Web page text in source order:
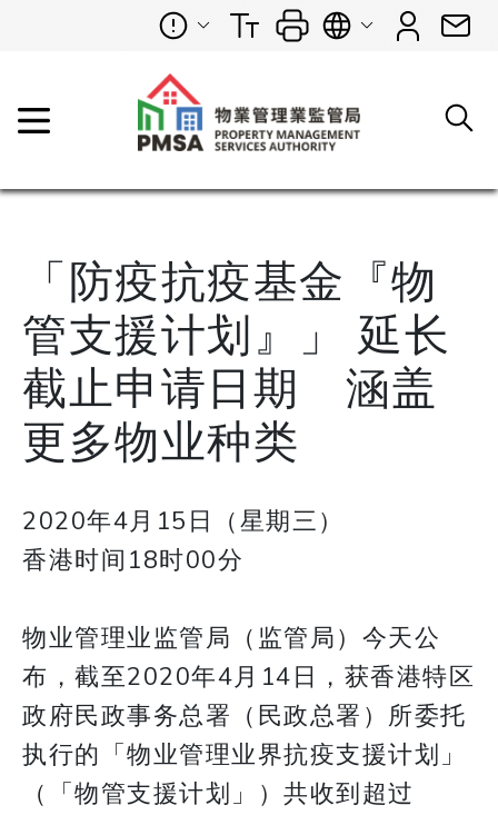
「防疫抗疫基金『物
管支援计划』」 延长
截止申请日期 涵盖
更多物业种类
2020年4月15日（星期三）
香港时间18时00分
物业管理业监管局（监管局）今天公
布，截至2020年4月14日，获香港特区
政府民政事务总署（民政总署）所委托
执行的「物业管理业界抗疫支援计划」
（「物管支援计划」）共收到超过